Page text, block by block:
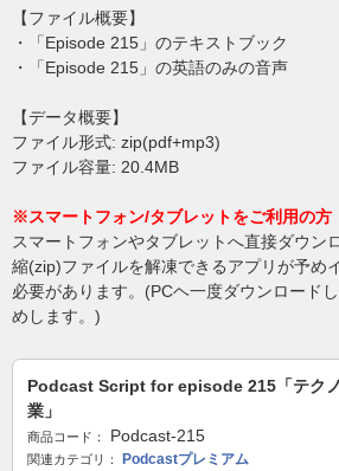
【ファイル概要】
・「Episode 215」のテキストブック
・「Episode 215」の英語のみの音声
【データ概要】
ファイル形式: zip(pdf+mp3)
ファイル容量: 20.4MB
※スマートフォン/タブレットをご利用の方
スマートフォンやタブレットへ直接ダウン
縮(zip)ファイルを解凍できるアプリが予め
必要があります。(PCヘ一度ダウンロード
めします。)
Podcast Script for episode 215「テク
業」
商品コード： Podcast-215
関連カテゴリ：
Podcastプレミアム